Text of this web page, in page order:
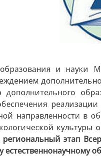
и науки
дополнительного
направленности в
культуры
этап
естественнонаучному